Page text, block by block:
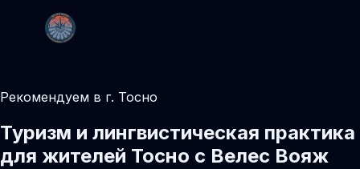
Рекомендуем в г. Тосно
Туризм и лингвистическая практика
для жителей Тосно с Велес Вояж